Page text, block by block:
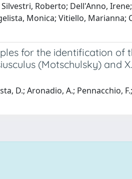
Roberto; Dell'Anno,
Monica; Vitiello, Marianna;
for the identification of
(Motschulsky) and
D.; Aronadio, A.; Pennacchio,